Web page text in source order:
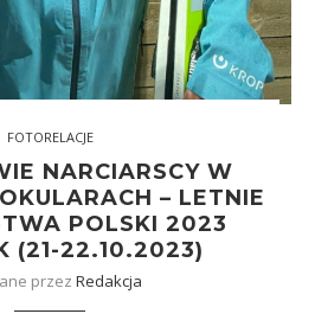
FOTORELACJE
NARCIARSCY W
– LETNIE
POLSKI 2023
(21-22.10.2023)
przez Redakcja